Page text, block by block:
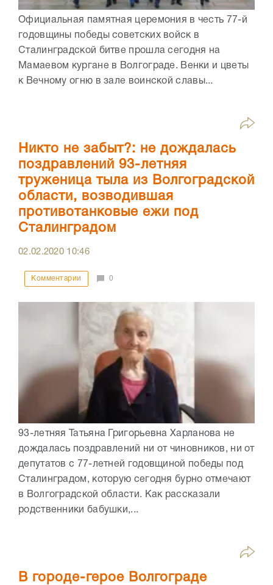
Официальная памятная церемония в честь 77-й
годовщины победы советских войск в
Сталинградской битве прошла сегодня на
Мамаевом кургане в Волгограде. Венки и цветы
к Вечному огню в зале воинской славы...
Никто не забыт?: не дождалась
поздравлений 93-летняя
труженица тыла из Волгоградской
области, возводившая
противотанковые ежи под
Сталинградом
02.02.2020 10:46
Комментарии 0
93-летняя Татьяна Григорьевна Харланова не
дождалась поздравлений ни от чиновников, ни от
депутатов с 77-летней годовщиной победы под
Сталинградом, которую сегодня бурно отмечают
в Волгоградской области. Как рассказали
родственники бабушки,...
В городе-герое Волгограде